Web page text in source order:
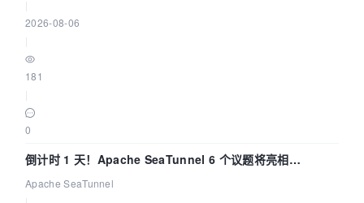
2026-08-06
181
0
倒计时 1 天！Apache SeaTunnel 6 个议题将亮相
Community Over Code Asia 2026
Apache SeaTunnel